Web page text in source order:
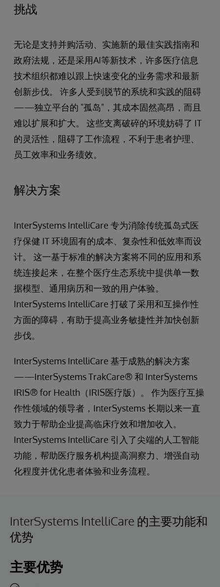
挑战
无论是支持并购活动、实施新的最佳实践指南和
政府法规，还是采用AI等新技术，许多医疗信息
技术组织都难以跟上快速变化的业务需求和最新
创新步伐。 许多人受到脱节的系统和实践的阻碍
——独立平台的 "孤岛"，其成本固然高昂，而且
难以扩展和扩大。 这些支离破碎的环境妨碍了 IT
的灵活性，阻碍了工作流程，不利于患者护理、
员工效率和业务绩效。
解决方案
InterSystems IntelliCare 专为消除传统孤岛式医
疗保健 IT 环境固有的成本、复杂性和低效率而设
计。 这一基于标准的解决方案将不同的应用和系
统连接起来，在整个医疗生态系统中提供单一数
据模型、通用病历和一致的用户体验。
InterSystems IntelliCare 打破了采用和互操作性
方面的障碍，有助于提高业务敏捷性并加快创新
步伐。
InterSystems IntelliCare 基于成熟的解决方案
——InterSystems TrakCare® 和 InterSystems
IRIS® for Health（IRIS医疗版）。 作为医疗互操
作性领域的领导者，InterSystems 长期以来一直
致力于帮助企业提高临床疗效和增加收入。
InterSystems IntelliCare 引入了尖端的人工智能
功能，帮助医疗服务机构提高洞察力、增强自动
化程度并优化患者体验和业务流程。
InterSystems IntelliCare 的主要功能和
优势
主要优势